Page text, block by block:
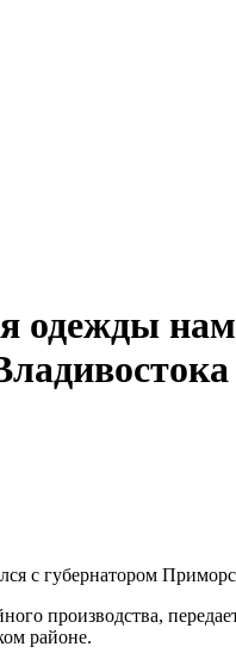
одежды
с губернатором
производства,
районе.